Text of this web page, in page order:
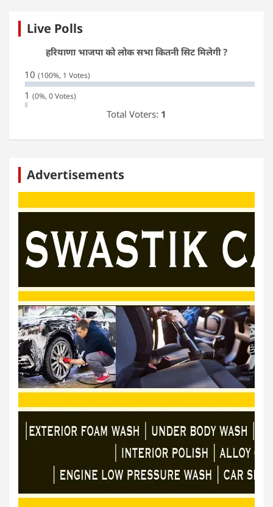
Live Polls
हरियाणा भाजपा को लोक सभा कितनी सिट मिलेगी ?
10 (100%, 1 Votes)
1 (0%, 0 Votes)
Total Voters: 1
Advertisements